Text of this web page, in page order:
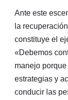
Ante este
la
constituye el
«Debemos
manejo
estrategias y
conducir las